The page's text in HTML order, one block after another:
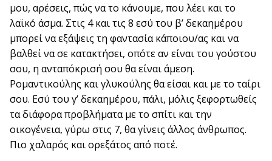
μου, αρέσεις, πώς να το κάνουμε, που λέει και το
λαϊκό άσμα. Στις 4 και τις 8 εσύ του β’ δεκαημέρου
μπορεί να εξάψεις τη φαντασία κάποιου/ας και να
βαλθεί να σε κατακτήσει, οπότε αν είναι του γούστου
σου, η ανταπόκρισή σου θα είναι άμεση.
Ρομαντικούλης και γλυκούλης θα είσαι και με το ταίρι
σου. Εσύ του γ’ δεκαημέρου, πάλι, μόλις ξεφορτωθείς
τα διάφορα προβλήματα με το σπίτι και την
οικογένεια, γύρω στις 7, θα γίνεις άλλος άνθρωπος.
Πιο χαλαρός και ορεξάτος από ποτέ.